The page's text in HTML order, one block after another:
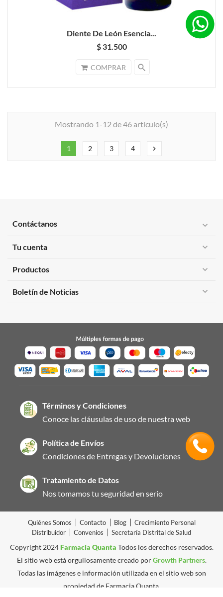
Diente De León Esencia...
$ 31.500
COMPRAR search
Mostrando 1-12 de 46 artículo(s)
1 2 3 4 chevron_right
Contáctanos expand_more
Tu cuenta expand_more
Productos expand_more
Boletín de Noticias expand_more
Términos y Condiciones
Conoce las cláusulas de uso de nuestra web
Política de Envíos
Condiciones de Entregas y Devoluciones
Tratamiento de Datos
Nos tomamos tu seguridad en serio
Quiénes Somos Contacto Blog
Crecimiento Personal
Distribuidor
Convenios Secretaría Distrital de Salud
Copyright 2024Farmacia Quanta Todos los derechos reservados.
El sitio web está orgullosamente creado porGrowth Partners.
Todas las imágenes e información utilizada en el sitio web son
propiedad de Farmacia Quanta.